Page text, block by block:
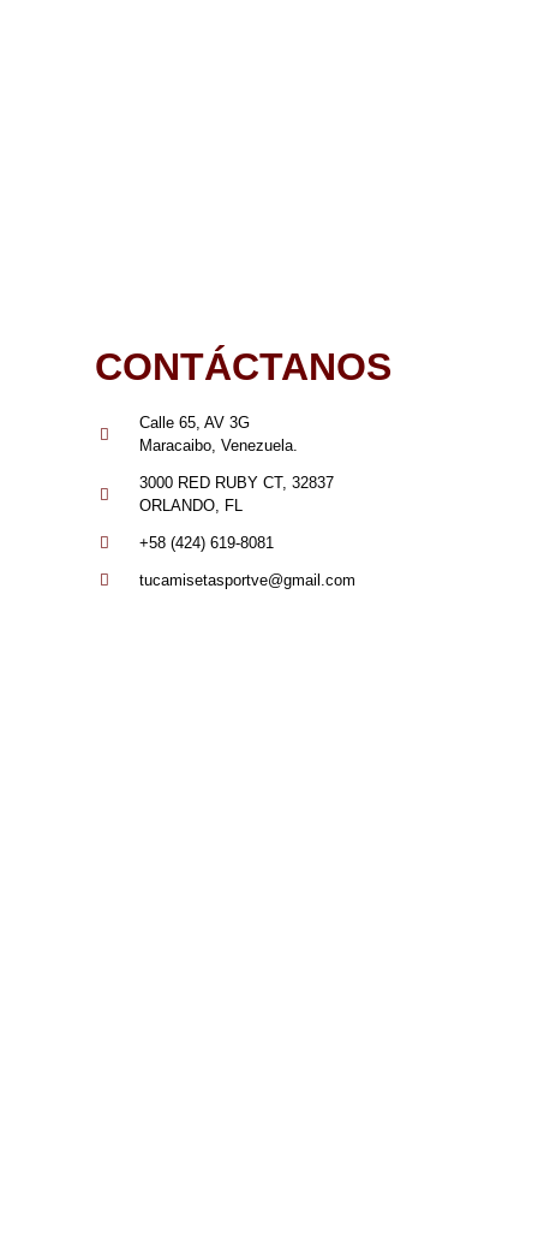
CONTÁCTANOS
Calle 65, AV 3G
Maracaibo, Venezuela.
3000 RED RUBY CT, 32837
ORLANDO, FL
+58 (424) 619-8081
tucamisetasportve@gmail.com